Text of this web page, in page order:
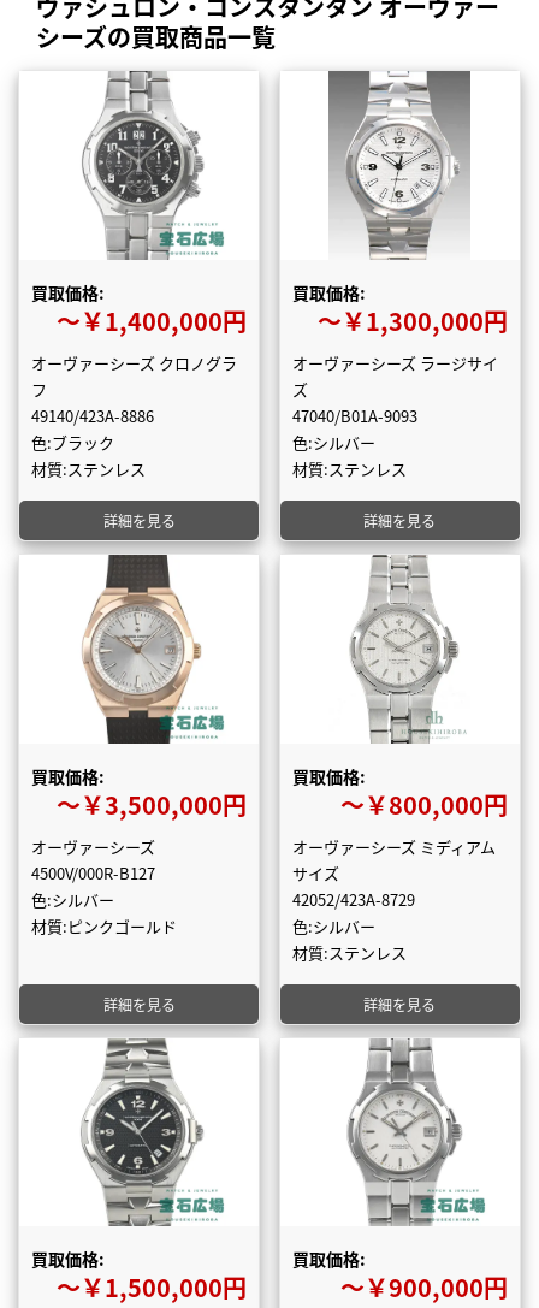
シーズの買取商品一覧
買取価格:
〜￥1,400,000円
オーヴァーシーズ クロノグラ
フ
49140/423A-8886
色:ブラック
材質:ステンレス
詳細を見る
買取価格:
〜￥1,300,000円
オーヴァーシーズ ラージサイ
ズ
47040/B01A-9093
色:シルバー
材質:ステンレス
詳細を見る
買取価格:
〜￥3,500,000円
オーヴァーシーズ
4500V/000R-B127
色:シルバー
材質:ピンクゴールド
詳細を見る
買取価格:
〜￥800,000円
オーヴァーシーズ ミディアム
サイズ
42052/423A-8729
色:シルバー
材質:ステンレス
詳細を見る
買取価格:
〜￥1,500,000円
買取価格:
〜￥900,000円